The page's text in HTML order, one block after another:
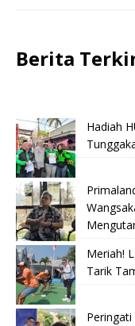
Berita
Hadiah
Meriah!
Tarik